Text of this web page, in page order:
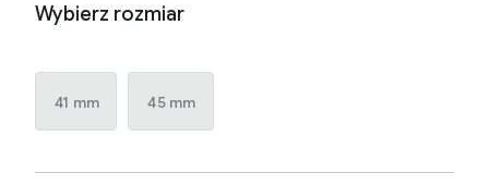
Wybierz rozmiar
41 mm 45 mm